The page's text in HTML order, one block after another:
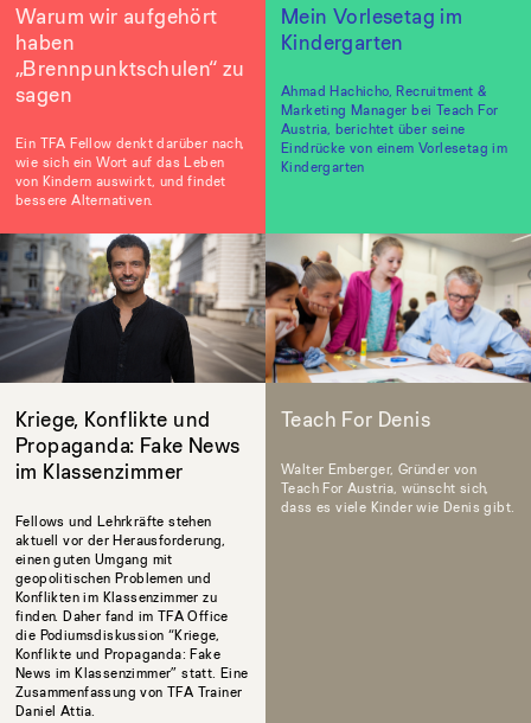
Warum wir aufgehört
haben
„Brennpunktschulen“ zu
sagen
Ein TFA Fellow denkt darüber nach,
wie sich ein Wort auf das Leben
von Kindern auswirkt, und findet
bessere Alternativen.
Mein Vorlesetag im
Kindergarten
Ahmad Hachicho, Recruitment &
Marketing Manager bei Teach For
Austria, berichtet über seine
Eindrücke von einem Vorlesetag im
Kindergarten
Kriege, Konflikte und
Propaganda: Fake News
im Klassenzimmer
Fellows und Lehrkräfte stehen
aktuell vor der Herausforderung,
einen guten Umgang mit
geopolitischen Problemen und
Konflikten im Klassenzimmer zu
finden. Daher fand im TFA Office
die Podiumsdiskussion “Kriege,
Konflikte und Propaganda: Fake
News im Klassenzimmer” statt. Eine
Zusammenfassung von TFA Trainer
Daniel Attia.
Teach For Denis
Walter Emberger, Gründer von
Teach For Austria, wünscht sich,
dass es viele Kinder wie Denis gibt.